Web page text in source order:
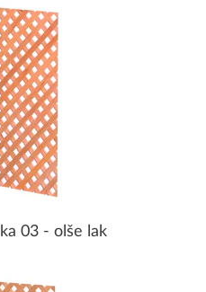
03 - olše lak